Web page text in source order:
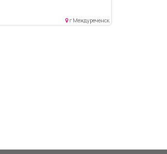
договоренность по телефону.
г Междуреченск